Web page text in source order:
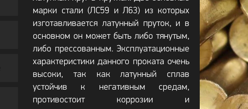
марки стали (ЛС59 и Л63) из которых
изготавливается латунный пруток, и в
основном он может быть либо тянутым,
либо прессованным. Эксплуатационные
характеристики данного проката очень
высоки, так как латунный сплав
устойчив к негативным средам,
противостоит коррозии и